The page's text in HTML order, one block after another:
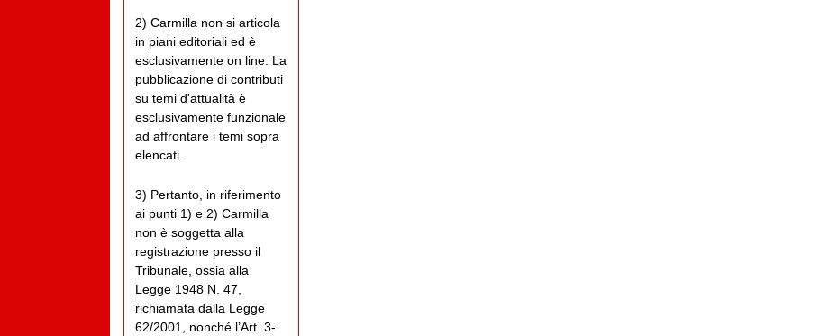
2) Carmilla non si articola
in piani editoriali ed è
esclusivamente on line. La
pubblicazione di contributi
su temi d'attualità è
esclusivamente funzionale
ad affrontare i temi sopra
elencati.
3) Pertanto, in riferimento
ai punti 1) e 2) Carmilla
non è soggetta alla
registrazione presso il
Tribunale, ossia alla
Legge 1948 N. 47,
richiamata dalla Legge
62/2001, nonché l’Art. 3-